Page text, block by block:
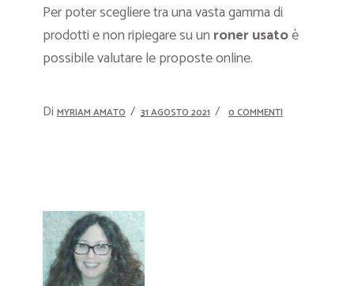
Per poter scegliere tra una vasta gamma di
prodotti e non ripiegare su un roner usatoè
possibile valutare le proposte online.
Di MYRIAM AMATO 31 AGOSTO 2021 0 COMMENTI